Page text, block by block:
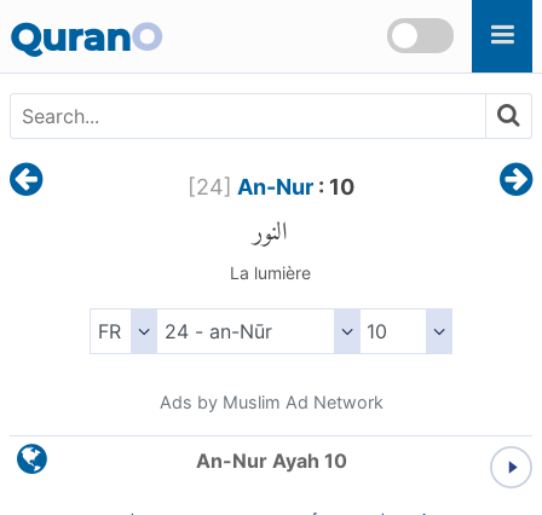
QuranO
[24] An-Nur: 10
النور
La lumière
Ads by Muslim Ad Network
An-Nur Ayah 10